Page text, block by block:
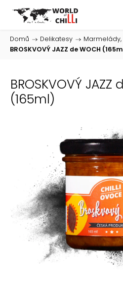
Domů / Delikatesy /
BROSKVOVÝ JAZZ de WOCH
BROSKVOVÝ JAZZ
(165ml)